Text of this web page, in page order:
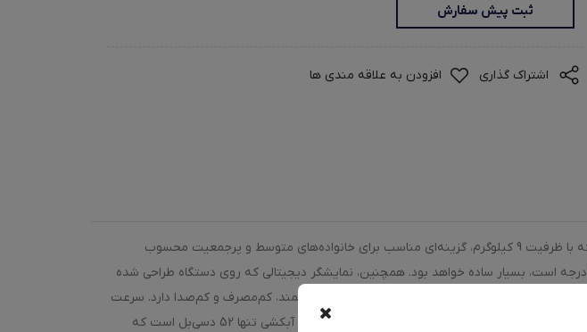
ثبت پیش سفارش
اشتراک گذاری افزودن به علاقه مندی ها
ماشین لباسشویی دوو مدل LM-990W با طراحی زیبا و مدرن، یکی از محصولات کارآمد این برند است که با ظرفیت 9 کیلوگرم، گزینه‌ای مناسب برای خانواده‌های متوسط و پرجمعیت محسوب
می‌شود. استفاده از این مدل برای کاربران با توجه به اینکه درب آن از جلو است و زاویه باز شدن 120 درجه است، بسیار ساده خواهد بود. همچنین، نمایشگر دیجیتالی که روی دستگاه طراحی شده
است، امکان مشاهده و تنظیم برنامه‌های شست‌وشو را ساده‌تر می‌سازد. ماشین لباسشویی دوو LM-990W از موتور دایرکت درایو بهره می‌برد که عملکردی قدرتمند، کم‌مصرف و کم‌صدا دارد. سرعت
چرخش این موتور به 1400 دور در دقیقه می‌رسد که باعث شست‌وشوی مؤثر و خشک‌کنندگی بهتر لباس‌ها می‌شود. علاوه بر این، سطح صدای دستگاه در حین آبکشی تنها 52 دسی‌بل است که